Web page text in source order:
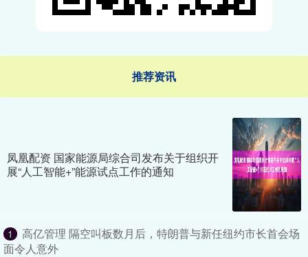
推荐资讯
凤凰配资 国家能源局综合司发布关于组织开
展“人工智能+”能源试点工作的通知
1
高亿管理 隔空叫板数月后，特朗普与新任纽约市长首会场
面令人意外